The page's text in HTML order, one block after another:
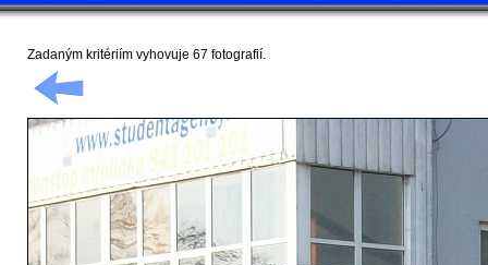
Zadaným kritériím vyhovuje 67 fotografií.